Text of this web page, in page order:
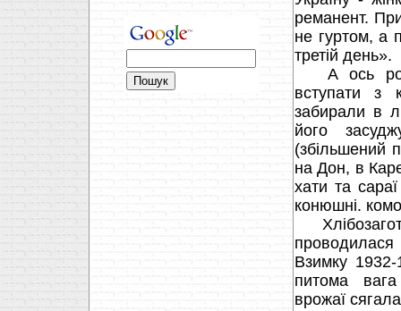
реманент.
не гуртом, а
третій день».
А ось
вступати з
забирали в
його
(збільшений
на Дон, в
хати та
конюшні.
проводилася
Взимку
питома вага
врожаї